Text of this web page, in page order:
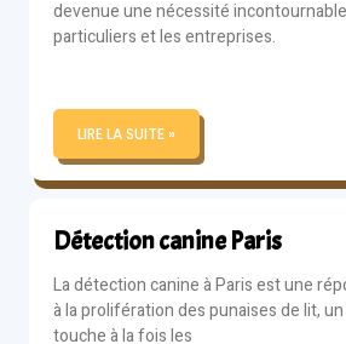
devenue une nécessité
particuliers et les entreprises.
LIRE LA SUITE »
Détection canine Paris
La détection canine à Paris est une
à la prolifération des punaises de lit,
touche à la fois les